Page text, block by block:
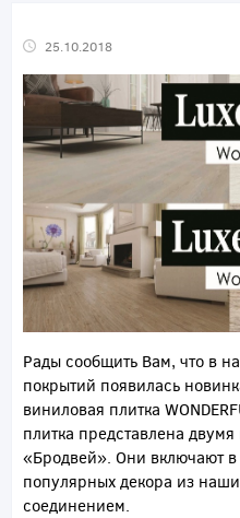
25.10.2018
Рады сообщить Вам, что в
покрытий появилась
виниловая плитка
плитка представлена
«Бродвей». Они включают
популярных декора из
соединением.